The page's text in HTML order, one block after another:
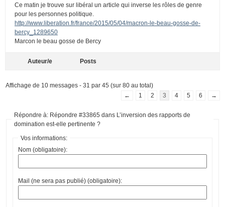
Ce matin je trouve sur libéral un article qui inverse les rôles de genre
pour les personnes politique.
http://www.liberation.fr/france/2015/05/04/macron-le-beau-gosse-de-
bercy_1289650
Marcon le beau gosse de Bercy
Auteur/e Posts
Affichage de 10 messages - 31 par 45 (sur 80 au total)
←
1 2 3 4 5 6 →
Répondre à: Répondre #33865 dans L’inversion des rapports de
domination est-elle pertinente ?
Vos informations:
Nom (obligatoire):
Mail (ne sera pas publié) (obligatoire):